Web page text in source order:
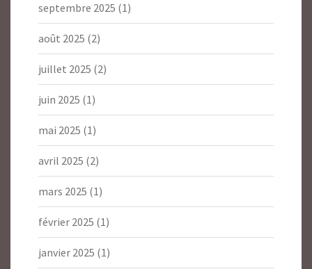
septembre 2025 (1)
août 2025 (2)
juillet 2025 (2)
juin 2025 (1)
mai 2025 (1)
avril 2025 (2)
mars 2025 (1)
février 2025 (1)
janvier 2025 (1)